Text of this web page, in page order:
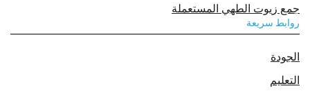
جمع زيوت الطهي المستعملة
روابط سريعة
الجودة
التعليم